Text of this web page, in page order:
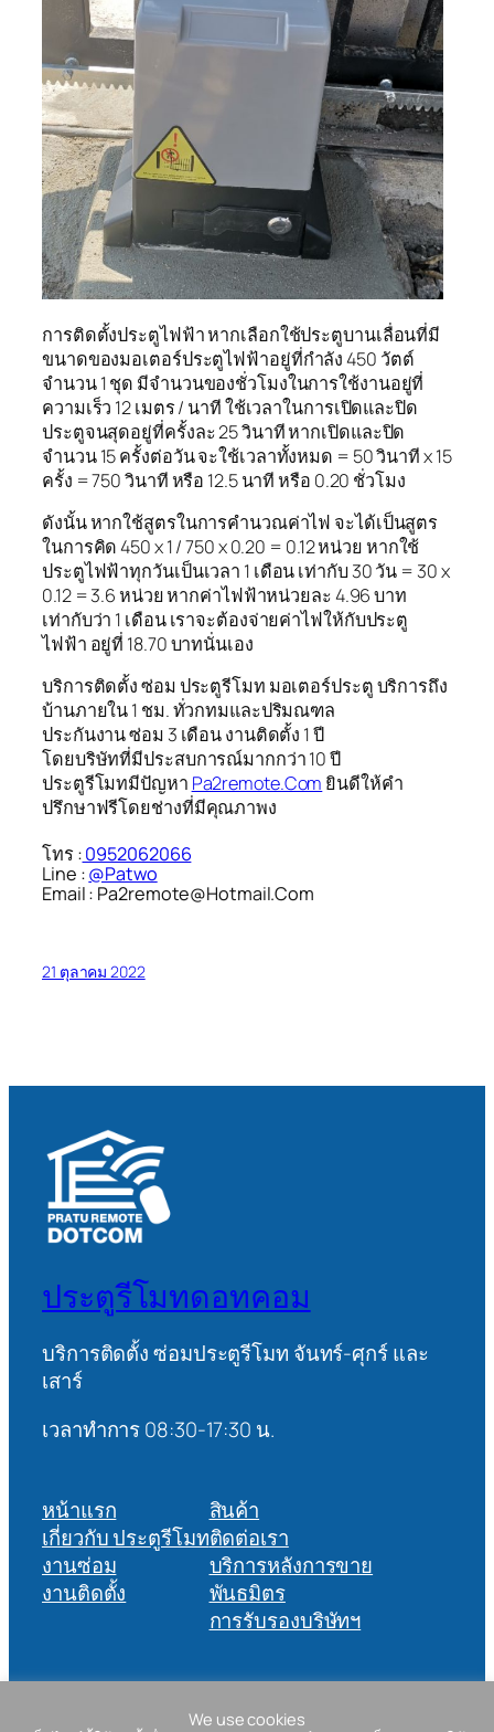
การติดตั้งประตูไฟฟ้า หากเลือกใช้ประตูบานเลื่อนที่มี
ขนาดของมอเตอร์ประตูไฟฟ้าอยู่ที่กำลัง 450 วัตต์
จำนวน 1 ชุด มีจำนวนของชั่วโมงในการใช้งานอยู่ที่
ความเร็ว 12 เมตร / นาที ใช้เวลาในการเปิดและปิด
ประตูจนสุดอยู่ที่ครั้งละ 25 วินาที หากเปิดและปิด
จำนวน 15 ครั้งต่อวัน จะใช้เวลาทั้งหมด = 50 วินาที x 15
ครั้ง = 750 วินาที หรือ 12.5 นาที หรือ 0.20 ชั่วโมง
ดังนั้น หากใช้สูตรในการคํานวณค่าไฟ จะได้เป็นสูตร
ในการคิด 450 x 1 / 750 x 0.20 = 0.12 หน่วย หากใช้
ประตูไฟฟ้าทุกวันเป็นเวลา 1 เดือน เท่ากับ 30 วัน = 30 x
0.12 = 3.6 หน่วย หากค่าไฟฟ้าหน่วยละ 4.96 บาท
เท่ากับว่า 1 เดือน เราจะต้องจ่ายค่าไฟให้กับประตู
ไฟฟ้า อยู่ที่ 18.70 บาทนั่นเอง
บริการติดตั้ง ซ่อม ประตูรีโมท มอเตอร์ประตู บริการถึง
บ้านภายใน 1 ชม. ทั่วกทมและปริมณฑล
ประกันงาน ซ่อม 3 เดือน งานติดตั้ง 1 ปี
โดยบริษัทที่มีประสบการณ์มากกว่า 10 ปี
ประตูรีโมทมีปัญหา Pa2remote.Com ยินดีให้คำ
ปรึกษาฟรีโดยช่างที่มีคุณภาพง
โทร :0952062066
Line :@Patwo
Email : Pa2remote@Hotmail.Com
21 ตุลาคม 2022
ประตูรีโมทดอทคอม
บริการติดตั้ง ซ่อมประตูรีโมท จันทร์-ศุกร์ และ
เสาร์
เวลาทำการ 08:30-17:30 น.
หน้าแรก
เกี่ยวกับ ประตูรีโมท
งานซ่อม
งานติดตั้ง
สินค้า
ติดต่อเรา
บริการหลังการขาย
พันธมิตร
การรับรองบริษัทฯ
บริษัท เออีซีเอ็นจิเนียริง จำกัด 90/206 ซอยวัชรพล 1/4 แขวงท่า
We use cookies